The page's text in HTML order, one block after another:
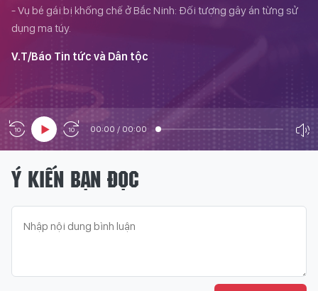
- Vụ bé gái bị khống chế ở Bắc Ninh: Đối tượng gây án từng sử
dụng ma túy.
V.T/Báo Tin tức và Dân tộc
00:00 / 00:00
Ý KIẾN BẠN ĐỌC